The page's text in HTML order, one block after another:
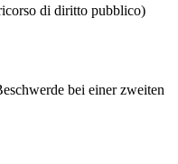
di diritto pubblico)
bei einer zweiten